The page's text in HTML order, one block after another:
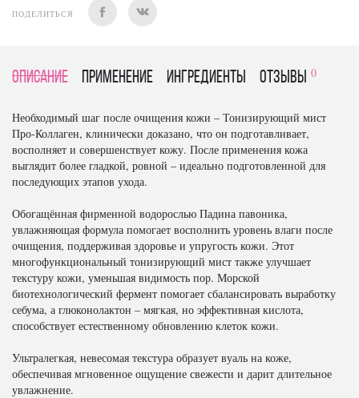
ПОДЕЛИТЬСЯ
Описание Применение Ингредиенты отзывы 0
Необходимый шаг после очищения кожи – Тонизирующий мист
Про-Коллаген, клинически доказано, что он подготавливает,
восполняет и совершенствует кожу. После применения кожа
выглядит более гладкой, ровной – идеально подготовленной для
последующих этапов ухода.
Обогащённая фирменной водорослью Падина павоника,
увлажняющая формула помогает восполнить уровень влаги после
очищения, поддерживая здоровье и упругость кожи. Этот
многофункциональный тонизирующий мист также улучшает
текстуру кожи, уменьшая видимость пор. Морской
биотехнологический фермент помогает сбалансировать выработку
себума, а глюконолактон – мягкая, но эффективная кислота,
способствует естественному обновлению клеток кожи.
Ультралегкая, невесомая текстура образует вуаль на коже,
обеспечивая мгновенное ощущение свежести и дарит длительное
увлажнение.